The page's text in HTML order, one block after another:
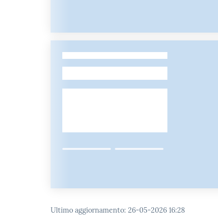
-
Ultimo aggiornamento: 26-05-2026 16:28